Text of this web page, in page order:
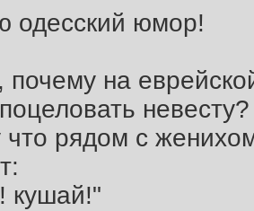
одесский юмор!
почему на
невесту?
что рядом с
кушай!"